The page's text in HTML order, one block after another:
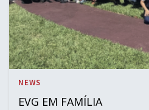
NEWS
EVG EM FAMÍLIA